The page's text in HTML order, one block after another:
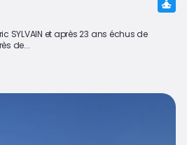
SYLVAIN et après 23 ans échus de
de...